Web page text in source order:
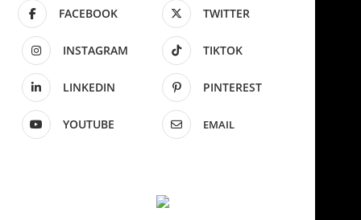
FACEBOOK TWITTER
INSTAGRAM TIKTOK
LINKEDIN PINTEREST
YOUTUBE EMAIL